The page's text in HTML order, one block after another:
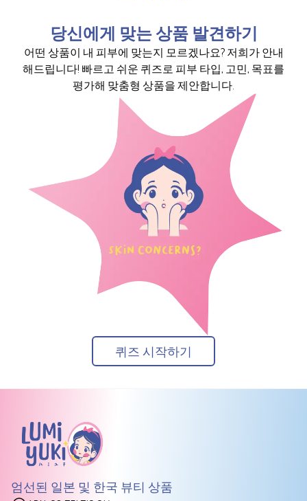
당신에게 맞는 상품 발견하기
어떤 상품이 내 피부에 맞는지 모르겠나요? 저희가 안내
해드립니다! 빠르고 쉬운 퀴즈로 피부 타입, 고민, 목표를
평가해 맞춤형 상품을 제안합니다.
퀴즈 시작하기
엄선된 일본 및 한국 뷰티 상품